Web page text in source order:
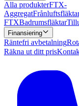
Alla produkterFTX-
Aggregat
FTXBadrumsfläktar
Finansiering
Räntefri avbetalning
Räkna ut ditt pris